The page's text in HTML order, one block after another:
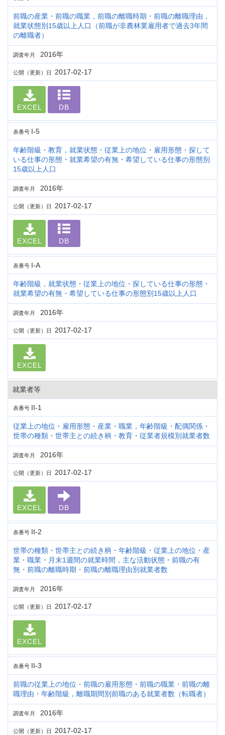
前職の産業・前職の職業，前職の離職時期・前職の離職理由，
就業状態別15歳以上人口（前職が非農林業雇用者で過去3年間
の離職者）
調査年月 2016年
公開（更新）日 2017-02-17
EXCEL DB
表番号 I-5
年齢階級・教育，就業状態・従業上の地位・雇用形態・探して
いる仕事の形態・就業希望の有無・希望している仕事の形態別
15歳以上人口
調査年月 2016年
公開（更新）日 2017-02-17
EXCEL DB
表番号 I-A
年齢階級，就業状態・従業上の地位・探している仕事の形態・
就業希望の有無・希望している仕事の形態別15歳以上人口
調査年月 2016年
公開（更新）日 2017-02-17
EXCEL
就業者等
表番号 II-1
従業上の地位・雇用形態・産業・職業，年齢階級・配偶関係・
世帯の種類・世帯主との続き柄・教育・従業者規模別就業者数
調査年月 2016年
公開（更新）日 2017-02-17
EXCEL DB
表番号 II-2
世帯の種類・世帯主との続き柄・年齢階級・従業上の地位・産
業・職業・月末1週間の就業時間，主な活動状態・前職の有
無・前職の離職時期・前職の離職理由別就業者数
調査年月 2016年
公開（更新）日 2017-02-17
EXCEL
表番号 II-3
前職の従業上の地位・前職の雇用形態・前職の職業・前職の離
職理由・年齢階級，離職期間別前職のある就業者数（転職者）
調査年月 2016年
公開（更新）日 2017-02-17